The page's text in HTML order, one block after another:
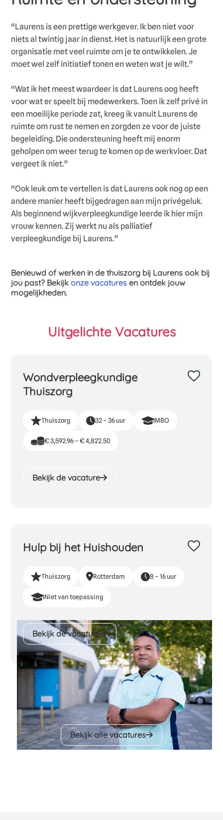
“Laurens is een prettige werkgever. Ik ben niet voor
niets al twintig jaar in dienst. Het is natuurlijk een grote
organisatie met veel ruimte om je te ontwikkelen. Je
moet wel zelf initiatief tonen en weten wat je wilt.”
“Wat ik het meest waardeer is dat Laurens oog heeft
voor wat er speelt bij medewerkers. Toen ik zelf privé in
een moeilijke periode zat, kreeg ik vanuit Laurens de
ruimte om rust te nemen en zorgden ze voor de juiste
begeleiding. Die ondersteuning heeft mij enorm
geholpen om weer terug te komen op de werkvloer. Dat
vergeet ik niet.”
“Ook leuk om te vertellen is dat Laurens ook nog op een
andere manier heeft bijgedragen aan mijn privégeluk.
Als beginnend wijkverpleegkundige leerde ik hier mijn
vrouw kennen. Zij werkt nu als palliatief
verpleegkundige bij Laurens.”
Benieuwd of werken in de thuiszorg bij Laurens ook bij
jou past? Bekijkonze vacatures en ontdek jouw
mogelijkheden.
Bekijk alle vacatures
Uitgelichte Vacatures
Wondverpleegkundige
Thuiszorg
Thuiszorg 32 – 36 uur MBO
€ 3,592.96 – € 4,822.50
Bekijk de vacature
Hulp bij het Huishouden
Thuiszorg Rotterdam 8 – 16 uur
Niet van toepassing
Bekijk de vacature